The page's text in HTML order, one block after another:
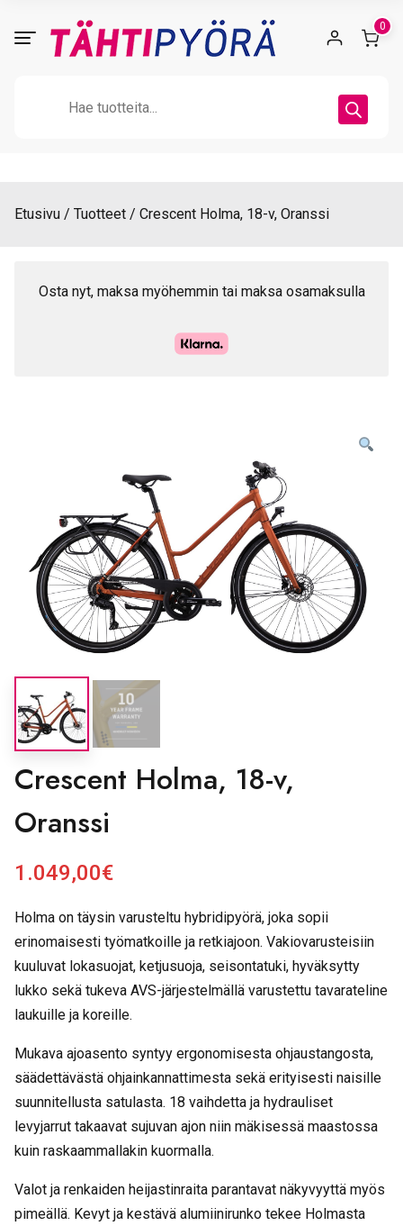
0
Etusivu Tuotteet Crescent Holma, 18-v, Oranssi
Osta nyt, maksa myöhemmin tai maksa osamaksulla
Crescent Holma, 18-v,
Oranssi
1.049,00€
Holma on täysin varusteltu hybridipyörä, joka sopii
erinomaisesti työmatkoille ja retkiajoon. Vakiovarusteisiin
kuuluvat lokasuojat, ketjusuoja, seisontatuki, hyväksytty
lukko sekä tukeva AVS-järjestelmällä varustettu tavarateline
laukuille ja koreille.
Mukava ajoasento syntyy ergonomisesta ohjaustangosta,
säädettävästä ohjainkannattimesta sekä erityisesti naisille
suunnitellusta satulasta. 18 vaihdetta ja hydrauliset
levyjarrut takaavat sujuvan ajon niin mäkisessä maastossa
kuin raskaammallakin kuormalla.
Valot ja renkaiden heijastinraita parantavat näkyvyyttä myös
pimeällä. Kevyt ja kestävä alumiinirunko tekee Holmasta